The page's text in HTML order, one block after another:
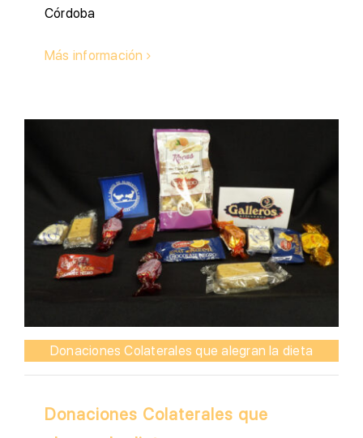
Córdoba
Más información
Donaciones Colaterales que alegran la dieta
Donaciones Colaterales que